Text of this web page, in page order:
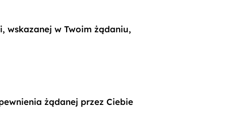
wskazanej w Twoim żądaniu,
żądanej przez Ciebie